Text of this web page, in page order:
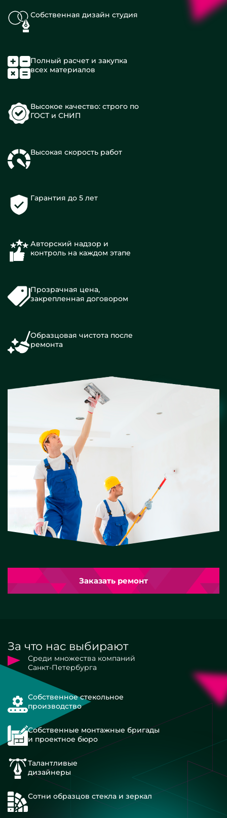
Собственная дизайн студия
Полный расчет и закупка
всех материалов
Высокое качество: строго по
ГОСТ и СНИП
Высокая скорость работ
Гарантия до 5 лет
Авторский надзор и
контроль на каждом этапе
Прозрачная цена,
закрепленная договором
Образцовая чистота после
ремонта
Заказать ремонт
За что нас выбирают
Среди множества компаний
Санкт-Петербурга
Собственное стекольное
производство
Собственные монтажные бригады
и проектное бюро
Талантливые
дизайнеры
Сотни образцов стекла и зеркал